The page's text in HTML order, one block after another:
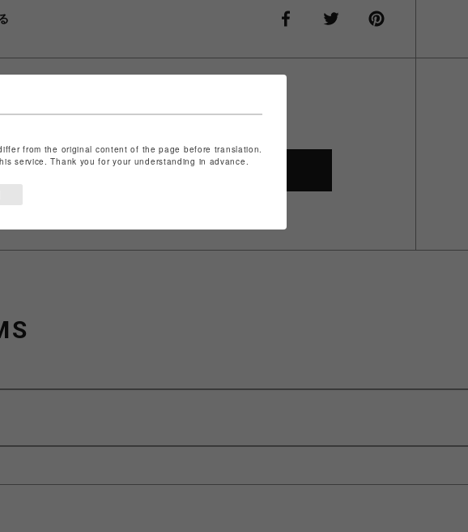
SHOP TOP
from the original content of the page before translation.
service. Thank you for your understanding in advance.